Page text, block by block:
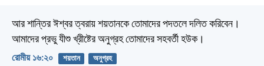
আর শান্তির ঈশ্বর ত্বরায় শয়তানকে তোমাদের পদতলে দলিত করিবেন।
আমাদের প্রভু যীশু খ্রীষ্টের অনুগ্রহ তোমাদের সহবর্তী হউক।
রোমীয় ১৬:২০ শয়তান অনুগ্রহ